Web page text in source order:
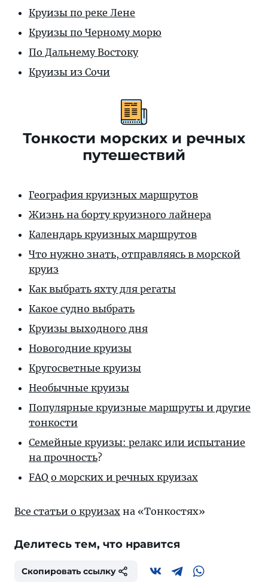
Круизы по реке Лене
Круизы по Черному морю
По Дальнему Востоку
Круизы из Сочи
Тонкости морских и речных
путешествий
География круизных маршрутов
Жизнь на борту круизного лайнера
Календарь круизных маршрутов
Что нужно знать, отправляясь в морской
круиз
Как выбрать яхту для регаты
Какое судно выбрать
Круизы выходного дня
Новогодние круизы
Кругосветные круизы
Необычные круизы
Популярные круизные маршруты и другие
тонкости
Семейные круизы: релакс или испытание
на прочность?
FAQ о морских и речных круизах
Все статьи о круизах на «Тонкостях»
Делитесь тем, что нравится
Скопировать ссылку